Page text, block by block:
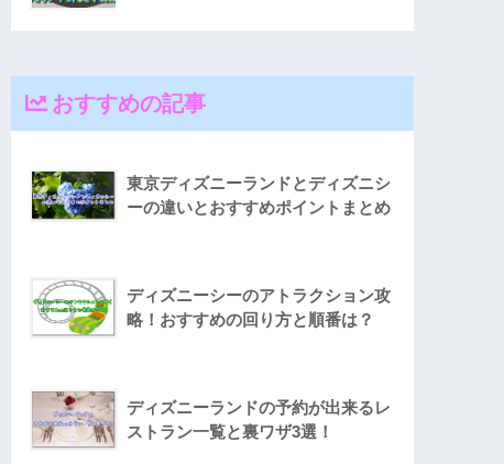
おすすめの記事
東京ディズニーランドとディズニシ
ーの違いとおすすめポイントまとめ
ディズニーシーのアトラクション攻
略！おすすめの回り方と順番は？
ディズニーランドの予約が出来るレ
ストラン一覧と裏ワザ3選！